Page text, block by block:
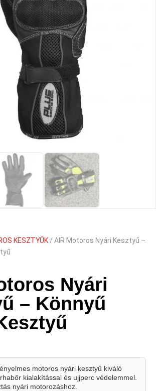
KESZTYŰK / AIR Motoros Nyári Kesztyű –
Nyári
– Könnyű
motoros nyári kesztyű kiváló
kialakítással és ujjperc védelemmel.
nyári motorozáshoz.